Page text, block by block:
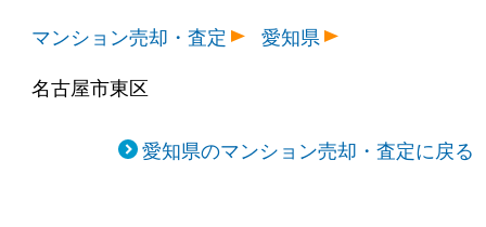
マンション売却・査定
愛知県
名古屋市東区
愛知県のマンション売却・査定に戻る